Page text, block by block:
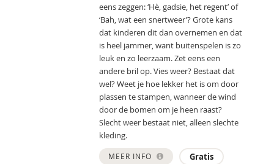
eens zeggen: ‘Hè, gadsie, het regent’ of
‘Bah, wat een snertweer’? Grote kans
dat kinderen dit dan overnemen en dat
is heel jammer, want buitenspelen is zo
leuk en zo leerzaam. Zet eens een
andere bril op. Vies weer? Bestaat dat
wel? Weet je hoe lekker het is om door
plassen te stampen, wanneer de wind
door de bomen om je heen raast?
Slecht weer bestaat niet, alleen slechte
kleding.
MEER INFO Gratis